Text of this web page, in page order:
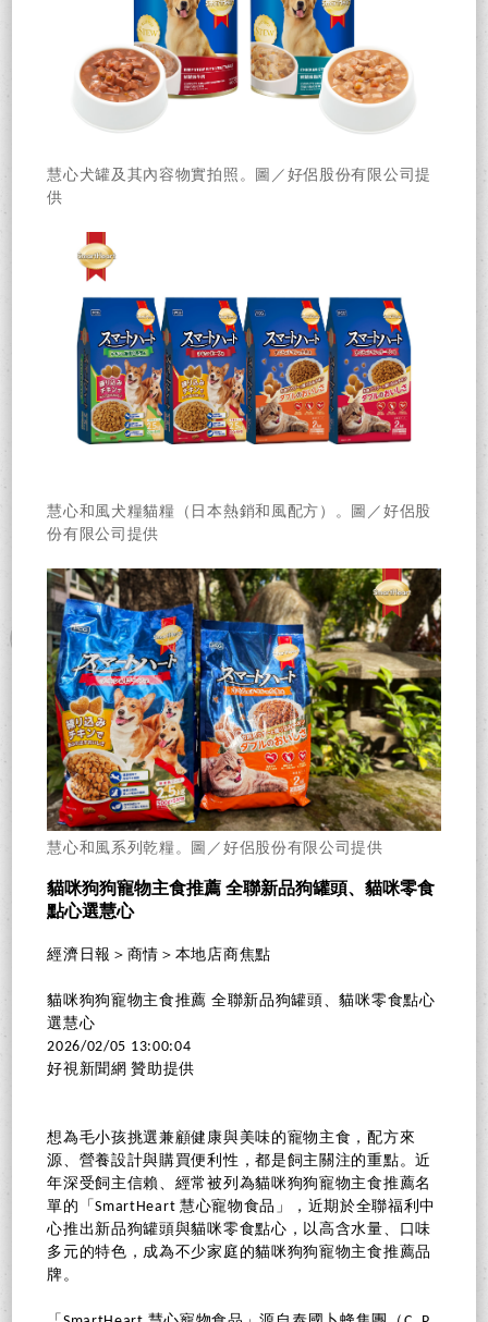
慧心犬罐及其內容物實拍照。圖／好侶股份有限公司提
供
慧心和風犬糧貓糧（日本熱銷和風配方）。圖／好侶股
份有限公司提供
慧心和風系列乾糧。圖／好侶股份有限公司提供
貓咪狗狗寵物主食推薦 全聯新品狗罐頭、貓咪零食
點心選慧心
經濟日報＞商情＞本地店商焦點
貓咪狗狗寵物主食推薦 全聯新品狗罐頭、貓咪零食點心
選慧心
2026/02/05 13:00:04
好視新聞網 贊助提供
想為毛小孩挑選兼顧健康與美味的寵物主食，配方來
源、營養設計與購買便利性，都是飼主關注的重點。近
年深受飼主信賴、經常被列為貓咪狗狗寵物主食推薦名
單的「SmartHeart 慧心寵物食品」，近期於全聯福利中
心推出新品狗罐頭與貓咪零食點心，以高含水量、口味
多元的特色，成為不少家庭的貓咪狗狗寵物主食推薦品
牌。